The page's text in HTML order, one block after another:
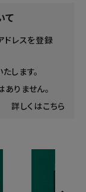
て
ドレスを登録
します。
りません。
詳しくはこちら